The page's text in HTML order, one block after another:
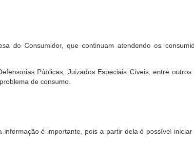
do Consumidor, que continuam atendendo os
Públicas, Juizados Especiais Cíveis, entre
de consumo.
é importante, pois a partir dela é possível